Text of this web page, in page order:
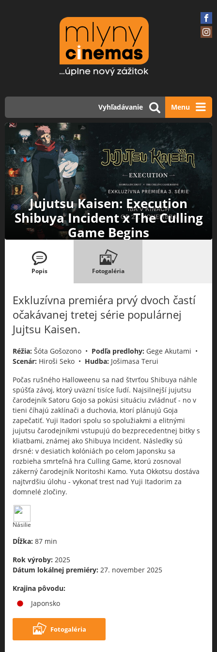
Menu
Vyhľadávanie
Jujutsu Kaisen: Execution
Shibuya Incident x The Culling
Game Begins
Popis Fotogaléria
Exkluzívna premiéra prvý dvoch častí
očakávanej tretej série populárnej
Jujtsu Kaisen.
Réžia: Šóta Gošozono • Podľa predlohy: Gege Akutami •
Scenár: Hiroši Seko • Hudba: Jošimasa Terui
Počas rušného Halloweenu sa nad štvrťou Shibuya náhle
spúšťa závoj, ktorý uväzní tisíce ľudí. Najsilnejší jujutsu
čarodejník Satoru Gojo sa pokúsi situáciu zvládnuť - no v
tieni číhajú zaklínači a duchovia, ktorí plánujú Goja
zapečatiť. Yuji Itadori spolu so spolužiakmi a elitnými
jujutsu čarodejníkmi vstupujú do bezprecedentnej bitky s
kliatbami, známej ako Shibuya Incident. Následky sú
drsné: v desiatich kolóniách po celom Japonsku sa
rozbieha smrteľná hra Culling Game, ktorú zosnoval
zákerný čarodejník Noritoshi Kamo. Yuta Okkotsu dostáva
najtvrdšiu úlohu - vykonať trest nad Yuji Itadorim za
domnelé zločiny.
Násilie
Dĺžka: 87 min
Rok výroby: 2025
Dátum lokálnej premiéry: 27. november 2025
Krajina pôvodu:
Japonsko
Fotogaléria